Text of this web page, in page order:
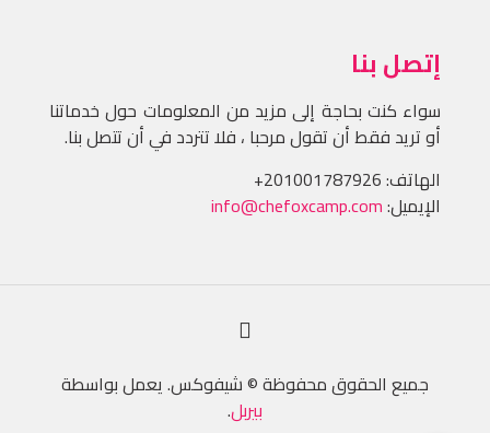
إتصل بنا
سواء كنت بحاجة إلى مزيد من المعلومات حول خدماتنا
أو تريد فقط أن تقول مرحبا ، فلا تتردد في أن تتصل بنا.
الهاتف:+201001787926
الإيميل:info@chefoxcamp.com
جميع الحقوق محفوظة © شيفوكس. يعمل بواسطة
بيربل.